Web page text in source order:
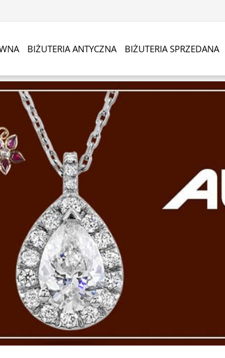
BIŻUTERIA ANTYCZNA BIŻUTERIA SPRZEDANA